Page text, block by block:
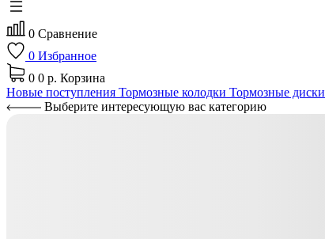
0 Сравнение
0 Избранное
0 0 р. Корзина
Новые поступления Тормозные колодки Тормозные диски
Выберите интересующую вас категорию